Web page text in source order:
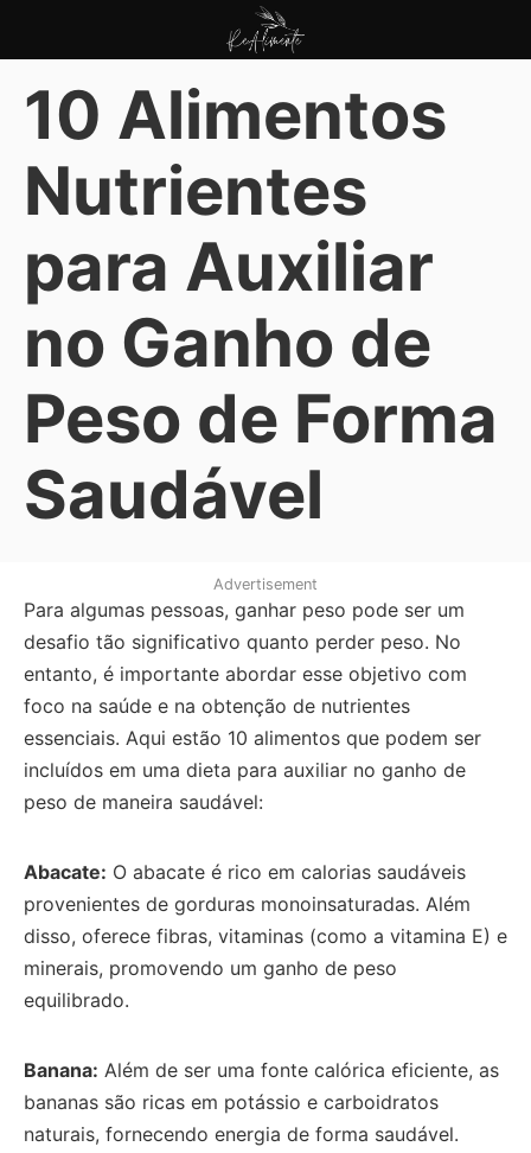
conteúdo
ReAlimente
10 Alimentos
Nutrientes
para Auxiliar
no Ganho de
Peso de Forma
Saudável
Advertisement
Para algumas pessoas, ganhar peso pode ser um
desafio tão significativo quanto perder peso. No
entanto, é importante abordar esse objetivo com
foco na saúde e na obtenção de nutrientes
essenciais. Aqui estão 10 alimentos que podem ser
incluídos em uma dieta para auxiliar no ganho de
peso de maneira saudável:
Abacate: O abacate é rico em calorias saudáveis
provenientes de gorduras monoinsaturadas. Além
disso, oferece fibras, vitaminas (como a vitamina E) e
minerais, promovendo um ganho de peso
equilibrado.
Banana: Além de ser uma fonte calórica eficiente, as
bananas são ricas em potássio e carboidratos
naturais, fornecendo energia de forma saudável.